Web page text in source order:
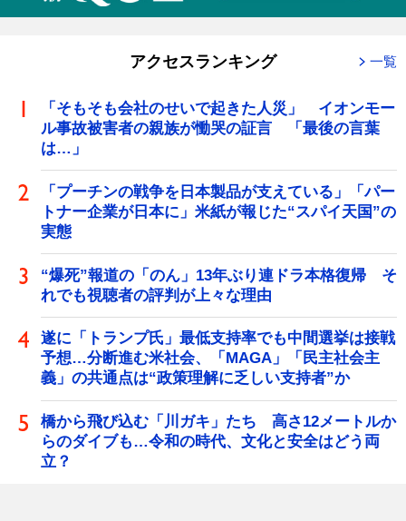
アクセスランキング 一覧
「そもそも会社のせいで起きた人災」 イオンモー
ル事故被害者の親族が慟哭の証言 「最後の言葉
は…」
「プーチンの戦争を日本製品が支えている」「パー
トナー企業が日本に」米紙が報じた“スパイ天国”の
実態
“爆死”報道の「のん」13年ぶり連ドラ本格復帰 そ
れでも視聴者の評判が上々な理由
遂に「トランプ氏」最低支持率でも中間選挙は接戦
予想…分断進む米社会、「MAGA」「民主社会主
義」の共通点は“政策理解に乏しい支持者”か
橋から飛び込む「川ガキ」たち 高さ12メートルか
らのダイブも…令和の時代、文化と安全はどう両
立？